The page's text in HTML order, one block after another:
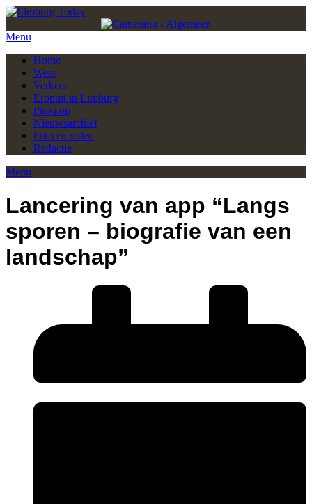
Menu
Home
Weer
Verkeer
Eropuit in Limburg
Pinkpop
Nieuwsarchief
Foto en video
Redactie
Menu
Lancering van app “Langs
sporen – biografie van een
landschap”